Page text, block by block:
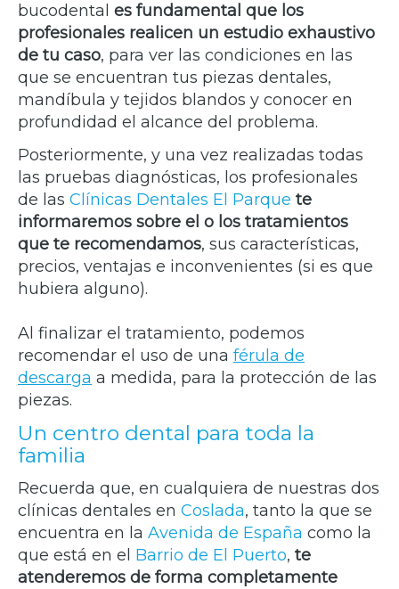
bucodental es fundamental que los
profesionales realicen un estudio exhaustivo
de tu caso, para ver las condiciones en las
que se encuentran tus piezas dentales,
mandíbula y tejidos blandos y conocer en
profundidad el alcance del problema.
Posteriormente, y una vez realizadas todas
las pruebas diagnósticas, los profesionales
de las Clínicas Dentales El Parque te
informaremos sobre el o los tratamientos
que te recomendamos, sus características,
precios, ventajas e inconvenientes (si es que
hubiera alguno).
Al finalizar el tratamiento, podemos
recomendar el uso de una férula de
descarga a medida, para la protección de las
piezas.
Un centro dental para toda la
familia
Recuerda que, en cualquiera de nuestras dos
clínicas dentales en Coslada, tanto la que se
encuentra en la Avenida de España como la
que está en el Barrio de El Puerto, te
atenderemos de forma completamente